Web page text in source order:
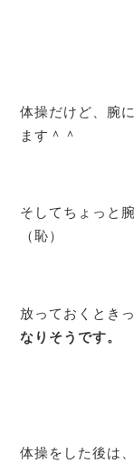
体操だけど、腕
ます＾＾
そしてちょっと
（恥）
放っておくとき
なりそうです。
体操をした後は